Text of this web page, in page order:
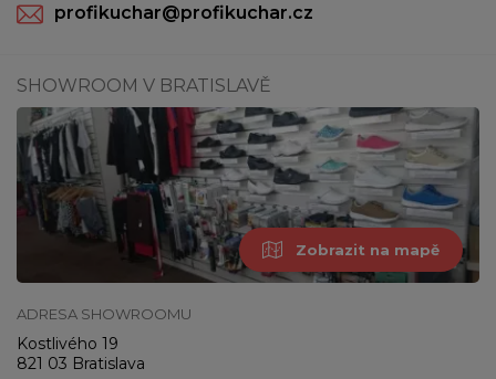
profikuchar@profikuchar.cz
SHOWROOM V BRATISLAVĚ
Zobrazit na mapě
ADRESA SHOWROOMU
Kostlivého 19
821 03 Bratislava